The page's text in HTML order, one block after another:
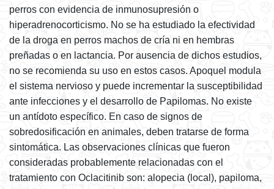
perros con evidencia de inmunosupresión o
hiperadrenocorticismo. No se ha estudiado la efectividad
de la droga en perros machos de cría ni en hembras
preñadas o en lactancia. Por ausencia de dichos estudios,
no se recomienda su uso en estos casos. Apoquel modula
el sistema nervioso y puede incrementar la susceptibilidad
ante infecciones y el desarrollo de Papilomas. No existe
un antídoto específico. En caso de signos de
sobredosificación en animales, deben tratarse de forma
sintomática. Las observaciones clínicas que fueron
consideradas probablemente relacionadas con el
tratamiento con Oclacitinib son: alopecia (local), papiloma,